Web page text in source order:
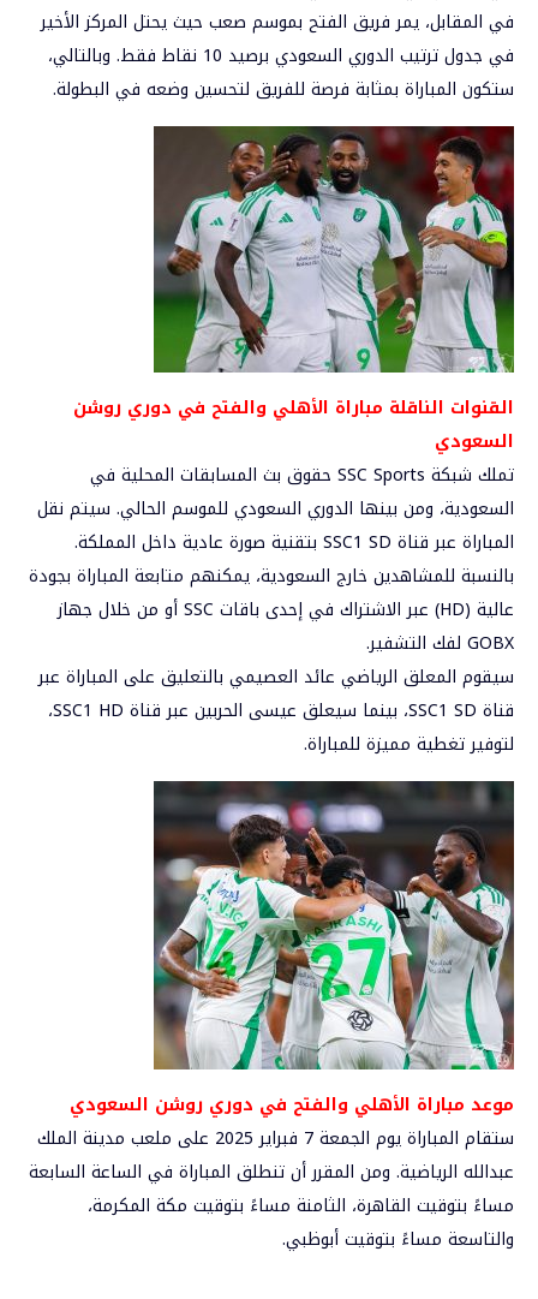
في المقابل، يمر فريق الفتح بموسم صعب حيث يحتل المركز الأخير
في جدول ترتيب الدوري السعودي برصيد 10 نقاط فقط. وبالتالي،
ستكون المباراة بمثابة فرصة للفريق لتحسين وضعه في البطولة.
القنوات الناقلة مباراة الأهلي والفتح في دوري روشن
السعودي
تملك شبكة SSC Sports حقوق بث المسابقات المحلية في
السعودية، ومن بينها الدوري السعودي للموسم الحالي. سيتم نقل
المباراة عبر قناة SSC1 SD بتقنية صورة عادية داخل المملكة.
بالنسبة للمشاهدين خارج السعودية، يمكنهم متابعة المباراة بجودة
عالية (HD) عبر الاشتراك في إحدى باقات SSC أو من خلال جهاز
GOBX لفك التشفير.
سيقوم المعلق الرياضي عائد العصيمي بالتعليق على المباراة عبر
قناة SSC1 SD، بينما سيعلق عيسى الحربين عبر قناة SSC1 HD،
لتوفير تغطية مميزة للمباراة.
موعد مباراة الأهلي والفتح في دوري روشن السعودي
ستقام المباراة يوم الجمعة 7 فبراير 2025 على ملعب مدينة الملك
عبدالله الرياضية. ومن المقرر أن تنطلق المباراة في الساعة السابعة
مساءً بتوقيت القاهرة، الثامنة مساءً بتوقيت مكة المكرمة،
والتاسعة مساءً بتوقيت أبوظبي.